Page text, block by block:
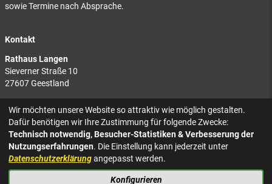
sowie Termine nach Absprache.
Kontakt
Rathaus Langen
Sieverner Straße 10
27607 Geestland
Rathaus Bad Bederkesa
Am Markt 8
27624 Geestland
Tel.: 04743 937-2300
Wir möchten unsere Website so attraktiv wie möglich gestalten.
Dafür benötigen wir Ihre Zustimmung für folgende Zwecke:
Technisch notwendig, Besucher-Statistiken & Verbesserung der
Nutzungserfahrungen. Die Einstellung kann jederzeit unter
Datenschutzerklärungangepasst werden.
Konfigurieren